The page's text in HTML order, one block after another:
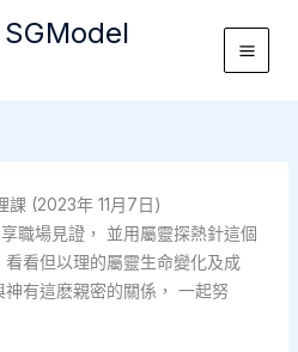
Main
課 (2023年 11月7日)
職場見證， 並用屬靈探熱針這個
看但以理的屬靈生命變化及成
有這麽親密的關係， 一起努